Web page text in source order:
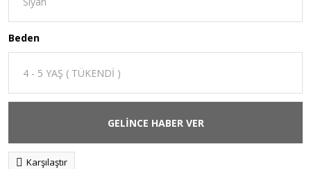
Beden
GELİNCE HABER VER
Karşılaştır